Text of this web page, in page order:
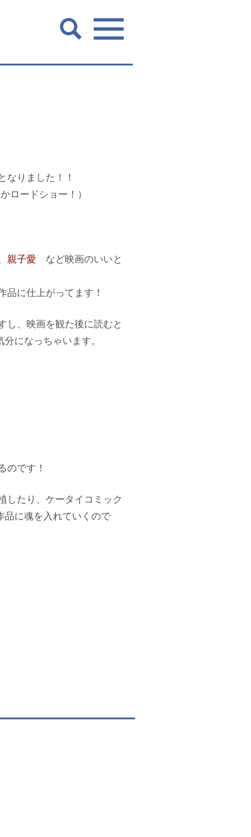
なりました！！
ロードショー！）
親子愛 など映画のいいと
品に仕上がってます！
し、映画を観た後に読むと
になっちゃいます。
のです！
したり、ケータイコミック
品に魂を入れていくので